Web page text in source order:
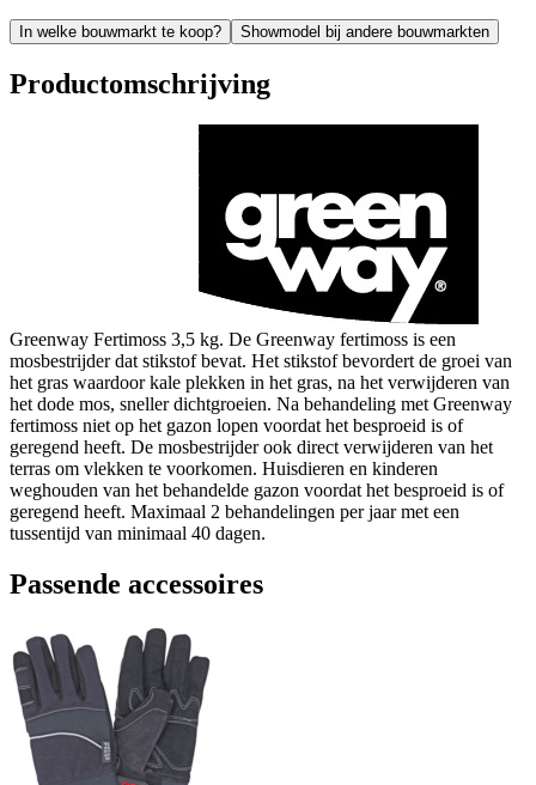
In welke bouwmarkt te koop? Showmodel bij andere bouwmarkten
Productomschrijving
Greenway Fertimoss 3,5 kg. De Greenway fertimoss is een
mosbestrijder dat stikstof bevat. Het stikstof bevordert de groei van
het gras waardoor kale plekken in het gras, na het verwijderen van
het dode mos, sneller dichtgroeien. Na behandeling met Greenway
fertimoss niet op het gazon lopen voordat het besproeid is of
geregend heeft. De mosbestrijder ook direct verwijderen van het
terras om vlekken te voorkomen. Huisdieren en kinderen
weghouden van het behandelde gazon voordat het besproeid is of
geregend heeft. Maximaal 2 behandelingen per jaar met een
tussentijd van minimaal 40 dagen.
Passende accessoires